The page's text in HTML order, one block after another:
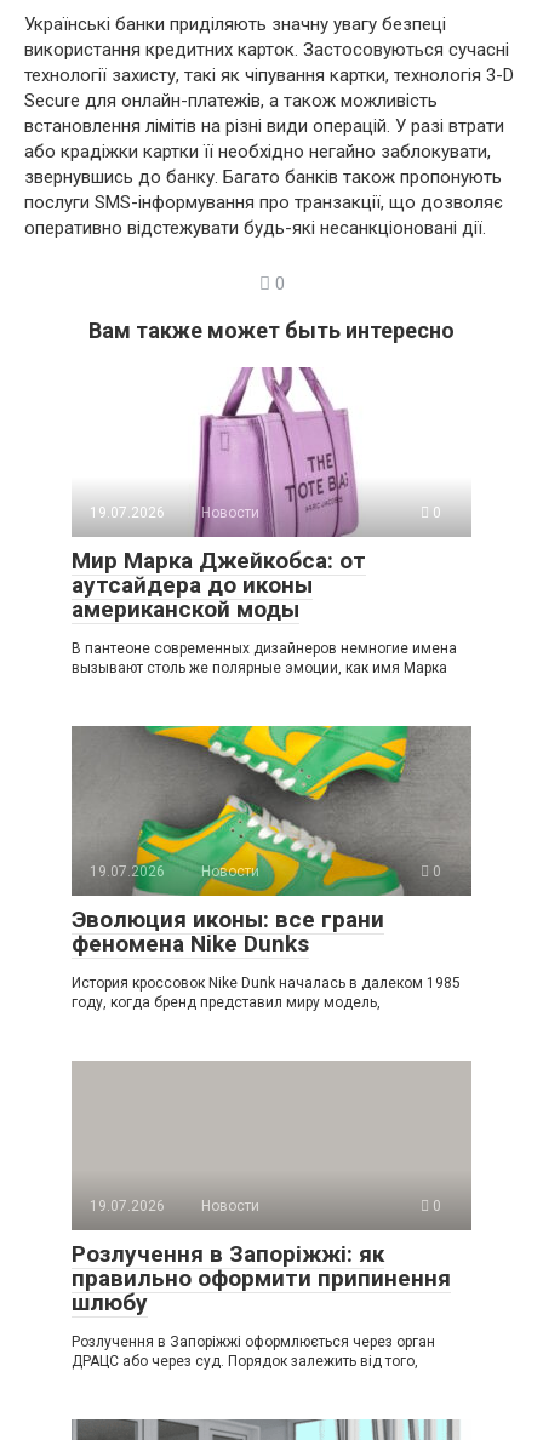
Українські банки приділяють значну увагу безпеці
використання кредитних карток. Застосовуються сучасні
технології захисту, такі як чіпування картки, технологія 3-D
Secure для онлайн-платежів, а також можливість
встановлення лімітів на різні види операцій. У разі втрати
або крадіжки картки її необхідно негайно заблокувати,
звернувшись до банку. Багато банків також пропонують
послуги SMS-інформування про транзакції, що дозволяє
оперативно відстежувати будь-які несанкціоновані дії.
0
Вам также может быть интересно
19.07.2026 Новости 0
Мир Марка Джейкобса: от
аутсайдера до иконы
американской моды
В пантеоне современных дизайнеров немногие имена
вызывают столь же полярные эмоции, как имя Марка
19.07.2026 Новости 0
Эволюция иконы: все грани
феномена Nike Dunks
История кроссовок Nike Dunk началась в далеком 1985
году, когда бренд представил миру модель,
19.07.2026 Новости 0
Розлучення в Запоріжжі: як
правильно оформити припинення
шлюбу
Розлучення в Запоріжжі оформлюється через орган
ДРАЦС або через суд. Порядок залежить від того,